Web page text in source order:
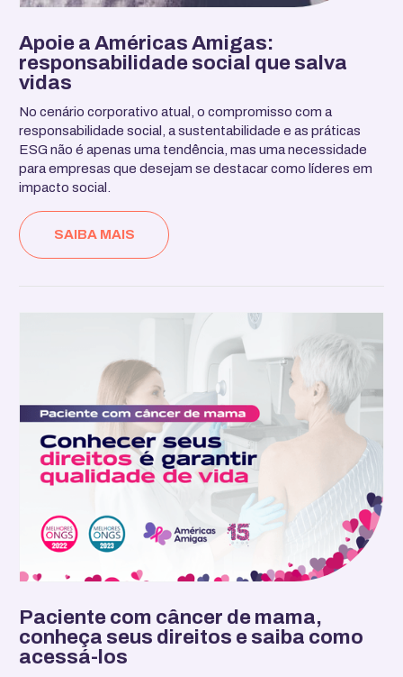
Apoie a Américas Amigas:
responsabilidade social que salva
vidas
No cenário corporativo atual, o compromisso com a
responsabilidade social, a sustentabilidade e as práticas
ESG não é apenas uma tendência, mas uma necessidade
para empresas que desejam se destacar como líderes em
impacto social.
SAIBA MAIS
Paciente com câncer de mama,
conheça seus direitos e saiba como
acessá-los